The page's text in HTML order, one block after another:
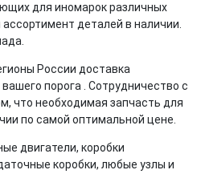
для иномарок различных
деталей в наличии.
России доставка
порога . Сотрудничество с
что необходимая запчасть для
по самой оптимальной цене.
двигатели, коробки
коробки, любые узлы и